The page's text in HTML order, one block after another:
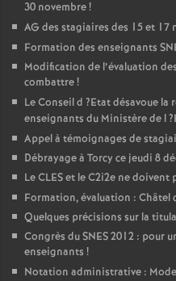
30 novembre!
AG des stagiaires des 15 et
Formation des enseignants
Modification de l’évaluation
combattre!
Le Conseil d ?Etat désavoue la
enseignants du Ministère de l
Appel à témoignages de
Débrayage à Torcy ce jeudi 8
LeCLESet le C2i2e ne doivent
Formation, évaluation : Châtel
Quelques précisions sur la
Congrès duSNES2012 : pour
enseignants !
Notation administrative :